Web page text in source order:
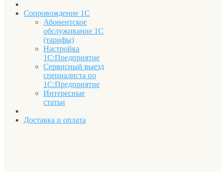
Сопровождение 1С
Абонентское
обслуживание 1С
(тарифы)
Настройка
1С:Предприятие
Сервисный выезд
специалиста по
1С:Предприятие
Интересные
статьи
Доставка и оплата